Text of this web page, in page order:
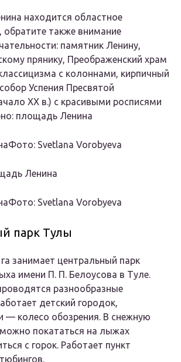
находится областное
обратите также внимание
памятник Ленину,
прянику, Преображенский храм
с колоннами, кирпичный
Успения Пресвятой
XX в.) с красивыми росписями
площадь Ленина
Svetlana Vorobyeva
Ленина
Svetlana Vorobyeva
парк Тулы
занимает центральный парк
имени П. П. Белоусова в Туле.
разнообразные
детский городок,
— колесо обозрения. В снежную
покататься на лыжах
с горок. Работает пункт